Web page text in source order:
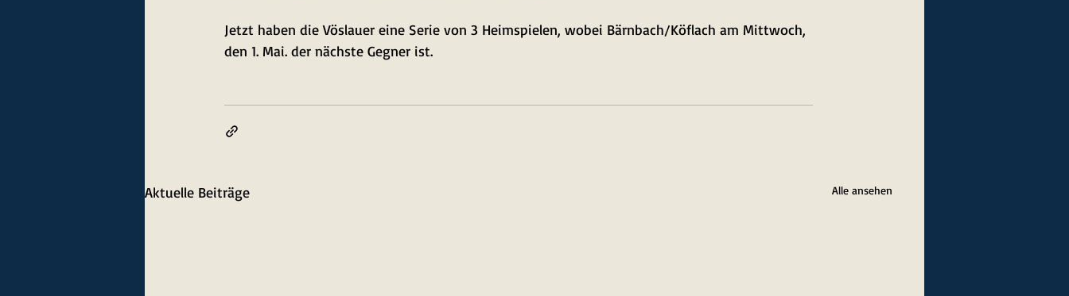
Jetzt haben die Vöslauer eine Serie von 3 Heimspielen, wobei Bärnbach/Köflach am Mittwoch,
den 1. Mai. der nächste Gegner ist.
Aktuelle Beiträge Alle ansehen